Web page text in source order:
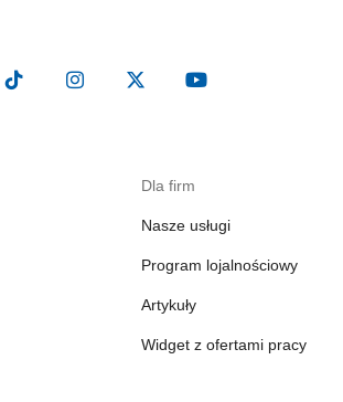
Dla firm
Nasze usługi
Program lojalnościowy
Artykuły
Widget z ofertami pracy